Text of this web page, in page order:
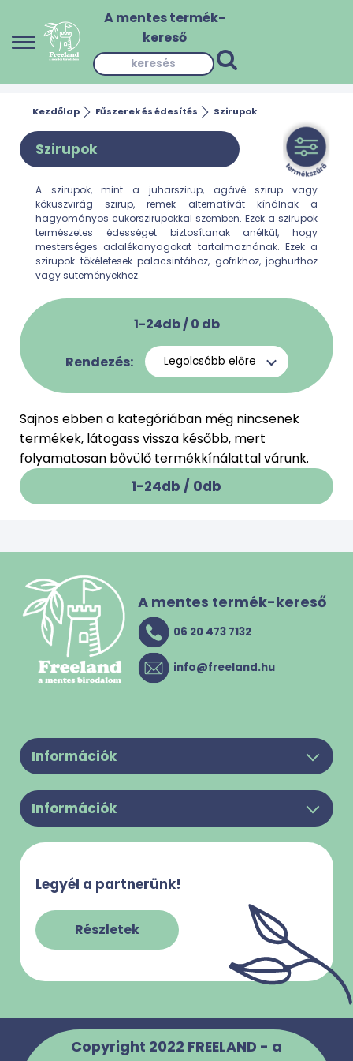
A mentes termék-
kereső
Kezdőlap Fűszerek és édesítés Szirupok
Szirupok
A szirupok, mint a juharszirup, agávé szirup vagy
kókuszvirág szirup, remek alternatívát kínálnak a
hagyományos cukorszirupokkal szemben. Ezek a szirupok
természetes édességet biztosítanak anélkül, hogy
mesterséges adalékanyagokat tartalmaznának. Ezek a
szirupok tökéletesek palacsintához, gofrikhoz, joghurthoz
vagy süteményekhez.
1-24db /0 db
Rendezés:
Sajnos ebben a kategóriában még nincsenek
termékek, látogass vissza később, mert
folyamatosan bővülő termékkínálattal várunk.
1-24db / 0db
A mentes termék-kereső
06 20 473 7132
info@freeland.hu
Információk
Felhasználási feltételek
Adatkezelési Tájékoztató
Impresszum
Szabályzatok
Információk
Gy.I.K.
Legyél a partnerünk!
Részletek
Copyright 2022 FREELAND - a